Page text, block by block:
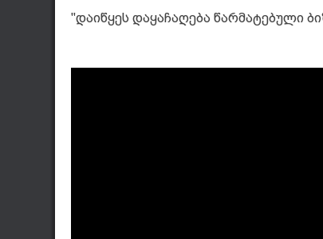
"დაიწყეს დაყაჩაღება წარმატებული